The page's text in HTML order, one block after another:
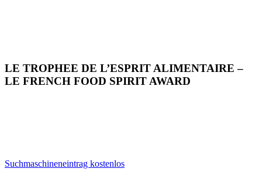
LE TROPHEE DE L’ESPRIT ALIMENTAIRE –
LE FRENCH FOOD SPIRIT AWARD
Suchmaschineneintrag kostenlos